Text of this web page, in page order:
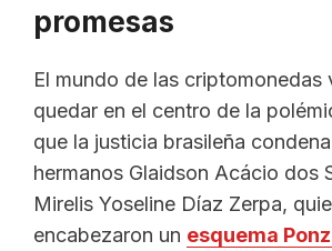
promesas
El mundo de las criptomonedas
quedar en el centro de la
que la justicia brasileña
hermanos Glaidson Acácio dos
Mirelis Yoseline Díaz Zerpa,
encabezaron un esquema